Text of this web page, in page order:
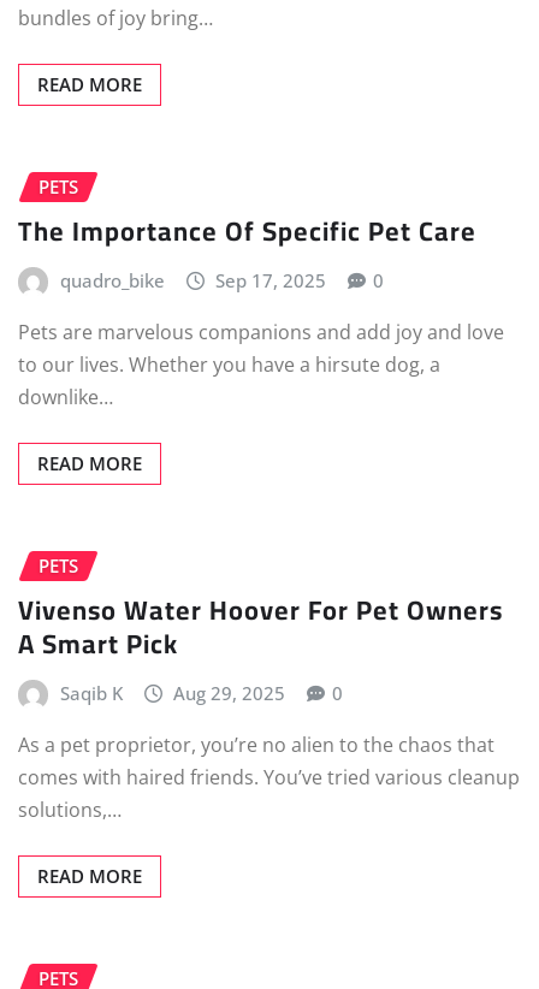
bundles of joy bring…
READ MORE
PETS
The Importance Of Specific Pet Care
quadro_bike Sep 17, 2025 0
Pets are marvelous companions and add joy and love
to our lives. Whether you have a hirsute dog, a
downlike…
READ MORE
PETS
Vivenso Water Hoover For Pet Owners
A Smart Pick
Saqib K Aug 29, 2025 0
As a pet proprietor, you’re no alien to the chaos that
comes with haired friends. You’ve tried various cleanup
solutions,…
READ MORE
PETS